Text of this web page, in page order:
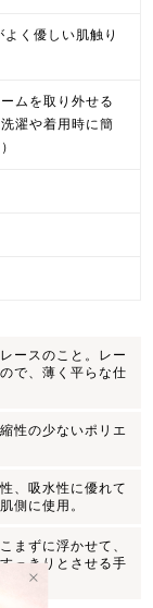
く優しい肌触り
ムを取り外せる
濯や着用時に簡
ースのこと。レー
で、薄く平らな仕
性の少ないポリエ
、吸水性に優れて
側に使用。
まずに浮かせて、
っきりとさせる手